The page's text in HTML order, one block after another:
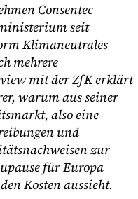
Consentec
seit
Klimaneutrales
mehrere
mit der ZfK erklärt
warum aus seiner
also eine
und
zur
für Europa
Kosten aussieht.